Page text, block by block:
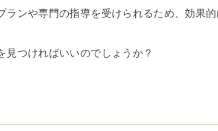
ンや専門の指導を受けられるため、効果的
見つければいいのでしょうか？